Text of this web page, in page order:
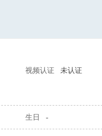
视频认证 未认证
生日 -